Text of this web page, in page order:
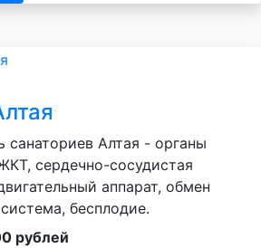
санаториев Алтая - органы
сердечно-сосудистая
аппарат, обмен
бесплодие.
рублей